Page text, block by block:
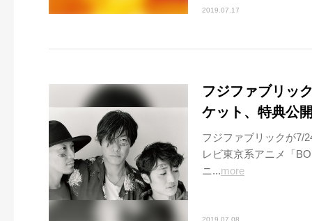
2019.07.17
フジファブリッ
ケット、特典公
フジファブリックが7/
レビ東京系アニメ「
ニ...more
2019.07.08